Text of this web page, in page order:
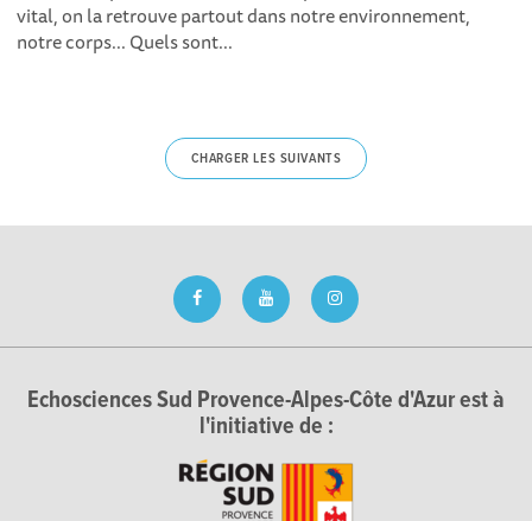
vital, on la retrouve partout dans notre environnement,
notre corps... Quels sont...
CHARGER LES SUIVANTS
Echosciences Sud Provence-Alpes-Côte d'Azur est à
l'initiative de :